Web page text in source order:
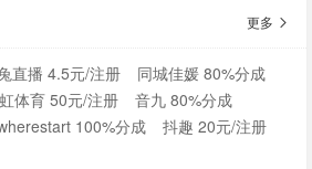
更多
直播 4.5元/注册
同城佳媛 80%分成
体育 50元/注册
音九 80%分成
100%分成
抖趣 20元/注册